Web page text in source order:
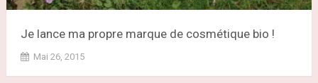
Je lance ma propre marque de cosmétique bio !
Mai 26, 2015